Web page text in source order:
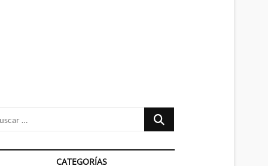
Buscar
CATEGORÍAS